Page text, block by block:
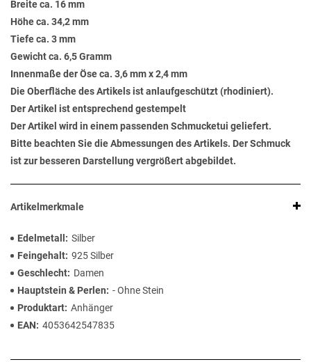
Breite ca. 16 mm
Höhe ca. 34,2 mm
Tiefe ca. 3 mm
Gewicht ca. 6,5 Gramm
Innenmaße der Öse ca. 3,6 mm x 2,4 mm
Die Oberfläche des Artikels ist anlaufgeschützt (rhodiniert).
Der Artikel ist entsprechend gestempelt
Der Artikel wird in einem passenden Schmucketui geliefert.
Bitte beachten Sie die Abmessungen des Artikels. Der Schmuck
ist zur besseren Darstellung vergrößert abgebildet.
Artikelmerkmale
Edelmetall
Silber
Feingehalt 925 Silber
Geschlecht
Damen
Hauptstein & Perlen
- Ohne Stein
Produktart Anhänger
EAN
4053642547835